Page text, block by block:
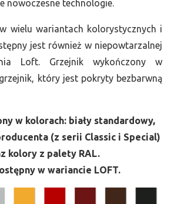
nowoczesne technologie.
wielu wariantach kolorystycznych i
jest również w niepowtarzalnej
Loft. Grzejnik wykończony w
który jest pokryty bezbarwną
w kolorach: biały standardowy,
(z serii Classic i Special)
kolory z palety RAL.
w wariancie LOFT.